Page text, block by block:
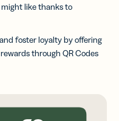
like thanks to
foster loyalty by offering
through QR Codes